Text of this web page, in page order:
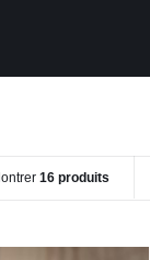
16 produits